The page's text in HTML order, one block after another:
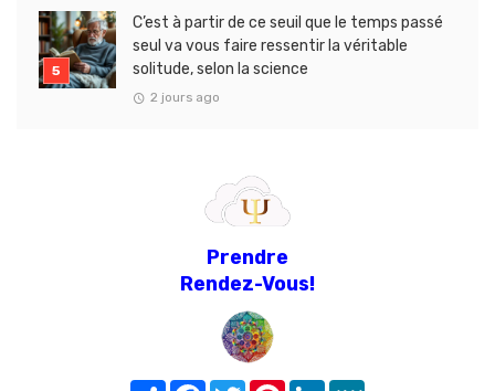
C’est à partir de ce seuil que le temps passé
seul va vous faire ressentir la véritable
solitude, selon la science
2 jours ago
Prendre
Rendez-Vous!